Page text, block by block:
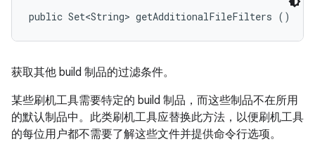
public Set<String> getAdditionalFileFilters ()
获取其他 build 制品的过滤条件。
某些刷机工具需要特定的 build 制品，而这些制品不在所用
的默认制品中。此类刷机工具应替换此方法，以便刷机工具
的每位用户都不需要了解这些文件并提供命令行选项。